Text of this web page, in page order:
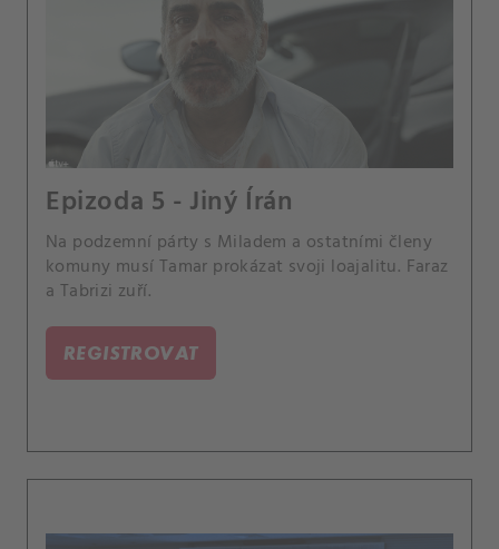
Epizoda 5 - Jiný Írán
Na podzemní párty s Miladem a ostatními členy
komuny musí Tamar prokázat svoji loajalitu. Faraz
a Tabrizi zuří.
REGISTROVAT